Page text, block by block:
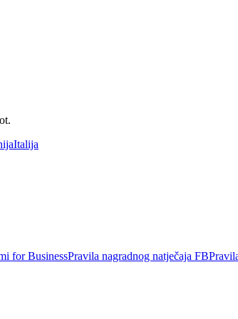
Italija
for BusinessPravila nagradnog natječaja FB